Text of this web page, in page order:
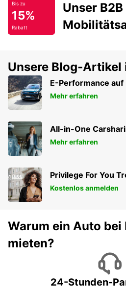
Bis zu
15%
Rabatt
Unser B2B
Unsere Blog-Artikel
E-Performance
Mehr erfahren
All-in-One
Mehr erfahren
Privilege For You
Kostenlos anmelden
Warum ein Auto bei
mieten?
24-Stunden-